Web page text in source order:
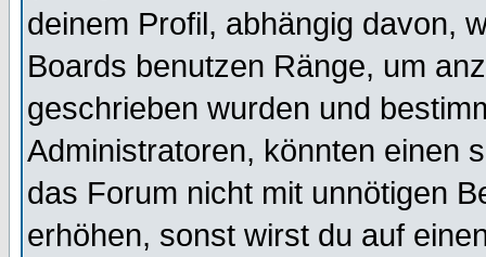
deinem Profil, abhängig davon,
Boards benutzen Ränge, um
geschrieben wurden und
Administratoren, könnten einen
das Forum nicht mit unnötigen
erhöhen, sonst wirst du auf